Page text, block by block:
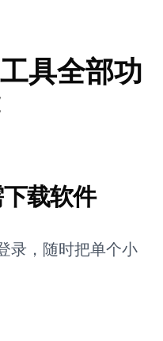
具全部功
载软件
录，随时把单个小